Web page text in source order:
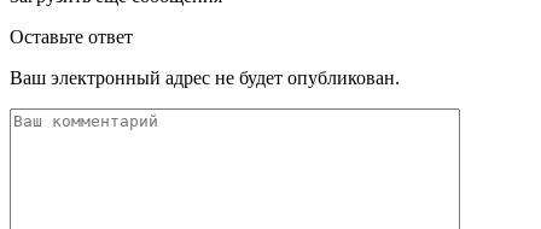
Оставьте ответ
Ваш электронный адрес не будет опубликован.